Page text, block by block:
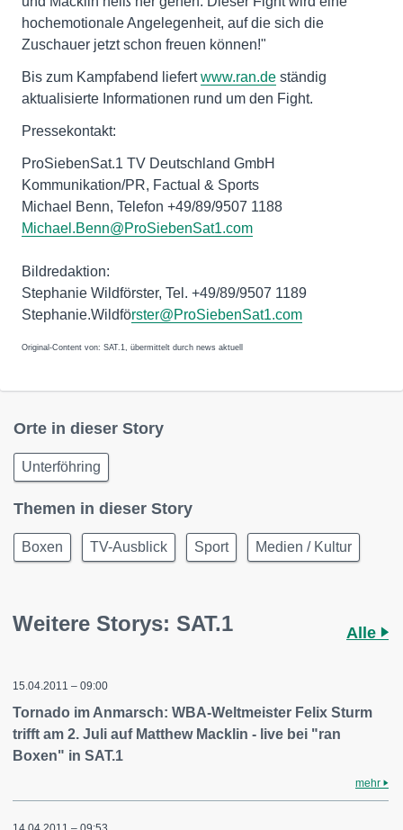
hochemotionale Angelegenheit, auf die sich die
Zuschauer jetzt schon freuen können!"
Bis zum Kampfabend liefertwww.ran.de ständig
aktualisierte Informationen rund um den Fight.
Pressekontakt:
ProSiebenSat.1 TV Deutschland GmbH
Kommunikation/PR, Factual & Sports
Michael Benn, Telefon +49/89/9507 1188
Michael.Benn@ProSiebenSat1.com
Bildredaktion:
Stephanie Wildförster, Tel. +49/89/9507 1189
Stephanie.Wildförster@ProSiebenSat1.com
Original-Content von: SAT.1, übermittelt durch news aktuell
Orte in dieser Story
Unterföhring
Themen in dieser Story
Boxen TV-Ausblick Sport Medien / Kultur
Weitere Storys: SAT.1 Alle
15.04.2011 – 09:00
Tornado im Anmarsch: WBA-Weltmeister Felix Sturm
trifft am 2. Juli auf Matthew Macklin - live bei "ran
Boxen" in SAT.1
mehr